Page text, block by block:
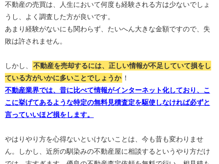
不動産の売買は、人生において何度も経験される方は少ないでしょ
うし、よく調査した方が良いです。
あまり経験がないにも関わらず、たいへん大きな金額ですので、失
敗は許されません。
しかし、
不動産を売却するには、正しい情報が不足していて損をし
ている方がいかに多いことでしょうか ！
不動産業界では、昔に比べて情報がインターネット化しており、こ
こに挙げてあるような特定の無料見積査定を駆使しなければ必ずと
言っていいほど損をします。
やはりやり方を心得ないといけないことは、今も昔も変わりませ
ん。しかし、近所の馴染みの不動産屋に相談するというやり方だけ